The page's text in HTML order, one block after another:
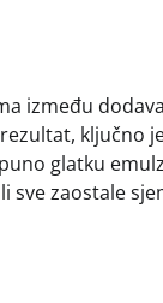
između
ključno
glatku
zaostale